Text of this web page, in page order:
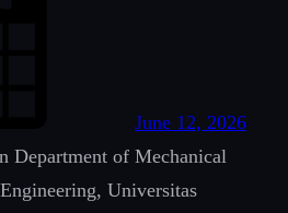
June 12, 2026
Department of Mechanical
Universitas